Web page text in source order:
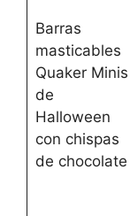
Barras
masticables
Quaker Minis
de
Halloween
con chispas
de chocolate